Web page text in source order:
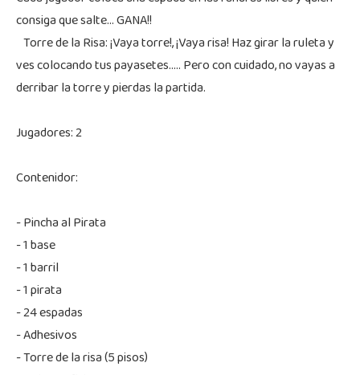
consiga que salte... GANA!!
Torre de la Risa: ¡Vaya torre!, ¡Vaya risa! Haz girar la ruleta y
ves colocando tus payasetes..... Pero con cuidado, no vayas a
derribar la torre y pierdas la partida.
Jugadores: 2
Contenidor:
- Pincha al Pirata
- 1 base
- 1 barril
- 1 pirata
- 24 espadas
- Adhesivos
- Torre de la risa (5 pisos)